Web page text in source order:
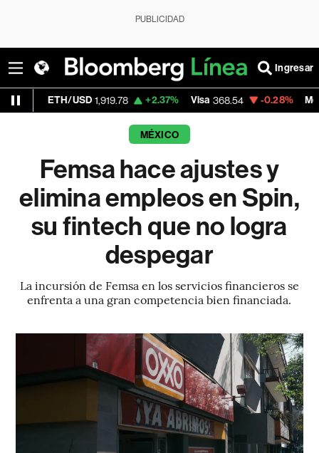
PUBLICIDAD
Ingresar
1,919.78 +2.37% Visa 368.54 -0.28% MercadoLibre
MÉXICO
Femsa hace ajustes y
elimina empleos en Spin,
su fintech que no logra
despegar
La incursión de Femsa en los servicios financieros se
enfrenta a una gran competencia bien financiada.